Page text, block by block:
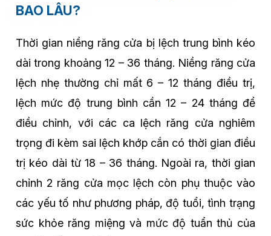
BAO LÂU?
Thời gian niềng răng cửa bị lệch trung bình kéo
dài trong khoảng 12 – 36 tháng. Niềng răng cửa
lệch nhẹ thường chỉ mất 6 – 12 tháng điều trị,
lệch mức độ trung bình cần 12 – 24 tháng để
điều chỉnh, với các ca lệch răng cửa nghiêm
trọng đi kèm sai lệch khớp cắn có thời gian điều
trị kéo dài từ 18 – 36 tháng. Ngoài ra, thời gian
chỉnh 2 răng cửa mọc lệch còn phụ thuộc vào
các yếu tố như phương pháp, độ tuổi, tình trạng
sức khỏe răng miệng và mức độ tuẩn thủ của